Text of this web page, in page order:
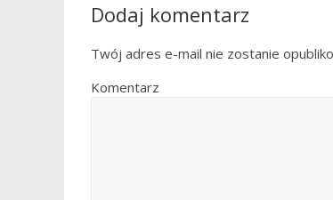
Dodaj komentarz
Twój adres e-mail nie zostanie
Komentarz